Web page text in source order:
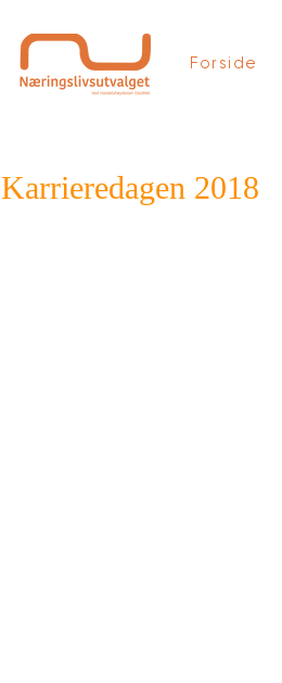
Forside
Karrieredagen 2018